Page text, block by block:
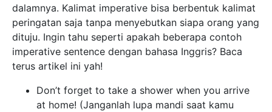
dalamnya. Kalimat imperative bisa berbentuk kalimat
peringatan saja tanpa menyebutkan siapa orang yang
dituju. Ingin tahu seperti apakah beberapa contoh
imperative sentence dengan bahasa Inggris? Baca
terus artikel ini yah!
Don’t forget to take a shower when you arrive
at home! (Janganlah lupa mandi saat kamu